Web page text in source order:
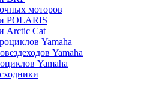
моторов
POLARIS
Arctic Cat
Yamaha
Yamaha
Yamaha